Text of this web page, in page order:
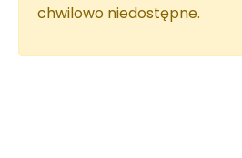
chwilowo niedostępne.